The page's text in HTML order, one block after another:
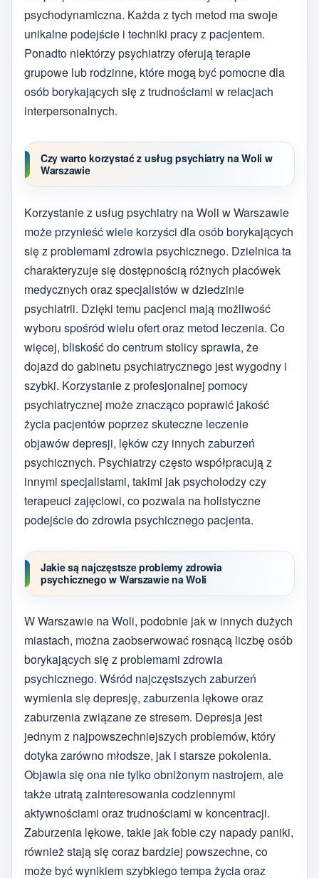
psychodynamiczna. Każda z tych metod ma swoje
unikalne podejście i techniki pracy z pacjentem.
Ponadto niektórzy psychiatrzy oferują terapie
grupowe lub rodzinne, które mogą być pomocne dla
osób borykających się z trudnościami w relacjach
interpersonalnych.
Czy warto korzystać z usług psychiatry na Woli w
Warszawie
Korzystanie z usług psychiatry na Woli w Warszawie
może przynieść wiele korzyści dla osób borykających
się z problemami zdrowia psychicznego. Dzielnica ta
charakteryzuje się dostępnością różnych placówek
medycznych oraz specjalistów w dziedzinie
psychiatrii. Dzięki temu pacjenci mają możliwość
wyboru spośród wielu ofert oraz metod leczenia. Co
więcej, bliskość do centrum stolicy sprawia, że
dojazd do gabinetu psychiatrycznego jest wygodny i
szybki. Korzystanie z profesjonalnej pomocy
psychiatrycznej może znacząco poprawić jakość
życia pacjentów poprzez skuteczne leczenie
objawów depresji, lęków czy innych zaburzeń
psychicznych. Psychiatrzy często współpracują z
innymi specjalistami, takimi jak psycholodzy czy
terapeuci zajęciowi, co pozwala na holistyczne
podejście do zdrowia psychicznego pacjenta.
Jakie są najczęstsze problemy zdrowia
psychicznego w Warszawie na Woli
W Warszawie na Woli, podobnie jak w innych dużych
miastach, można zaobserwować rosnącą liczbę osób
borykających się z problemami zdrowia
psychicznego. Wśród najczęstszych zaburzeń
wymienia się depresję, zaburzenia lękowe oraz
zaburzenia związane ze stresem. Depresja jest
jednym z najpowszechniejszych problemów, który
dotyka zarówno młodsze, jak i starsze pokolenia.
Objawia się ona nie tylko obniżonym nastrojem, ale
także utratą zainteresowania codziennymi
aktywnościami oraz trudnościami w koncentracji.
Zaburzenia lękowe, takie jak fobie czy napady paniki,
również stają się coraz bardziej powszechne, co
może być wynikiem szybkiego tempa życia oraz